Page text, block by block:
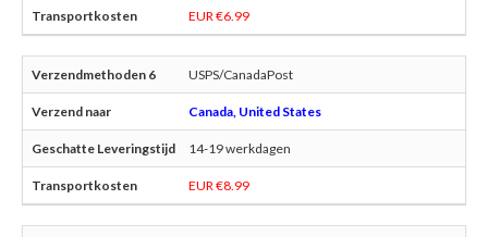
EUR €6.99
USPS/CanadaPost
Canada, United States
14-19 werkdagen
EUR €8.99